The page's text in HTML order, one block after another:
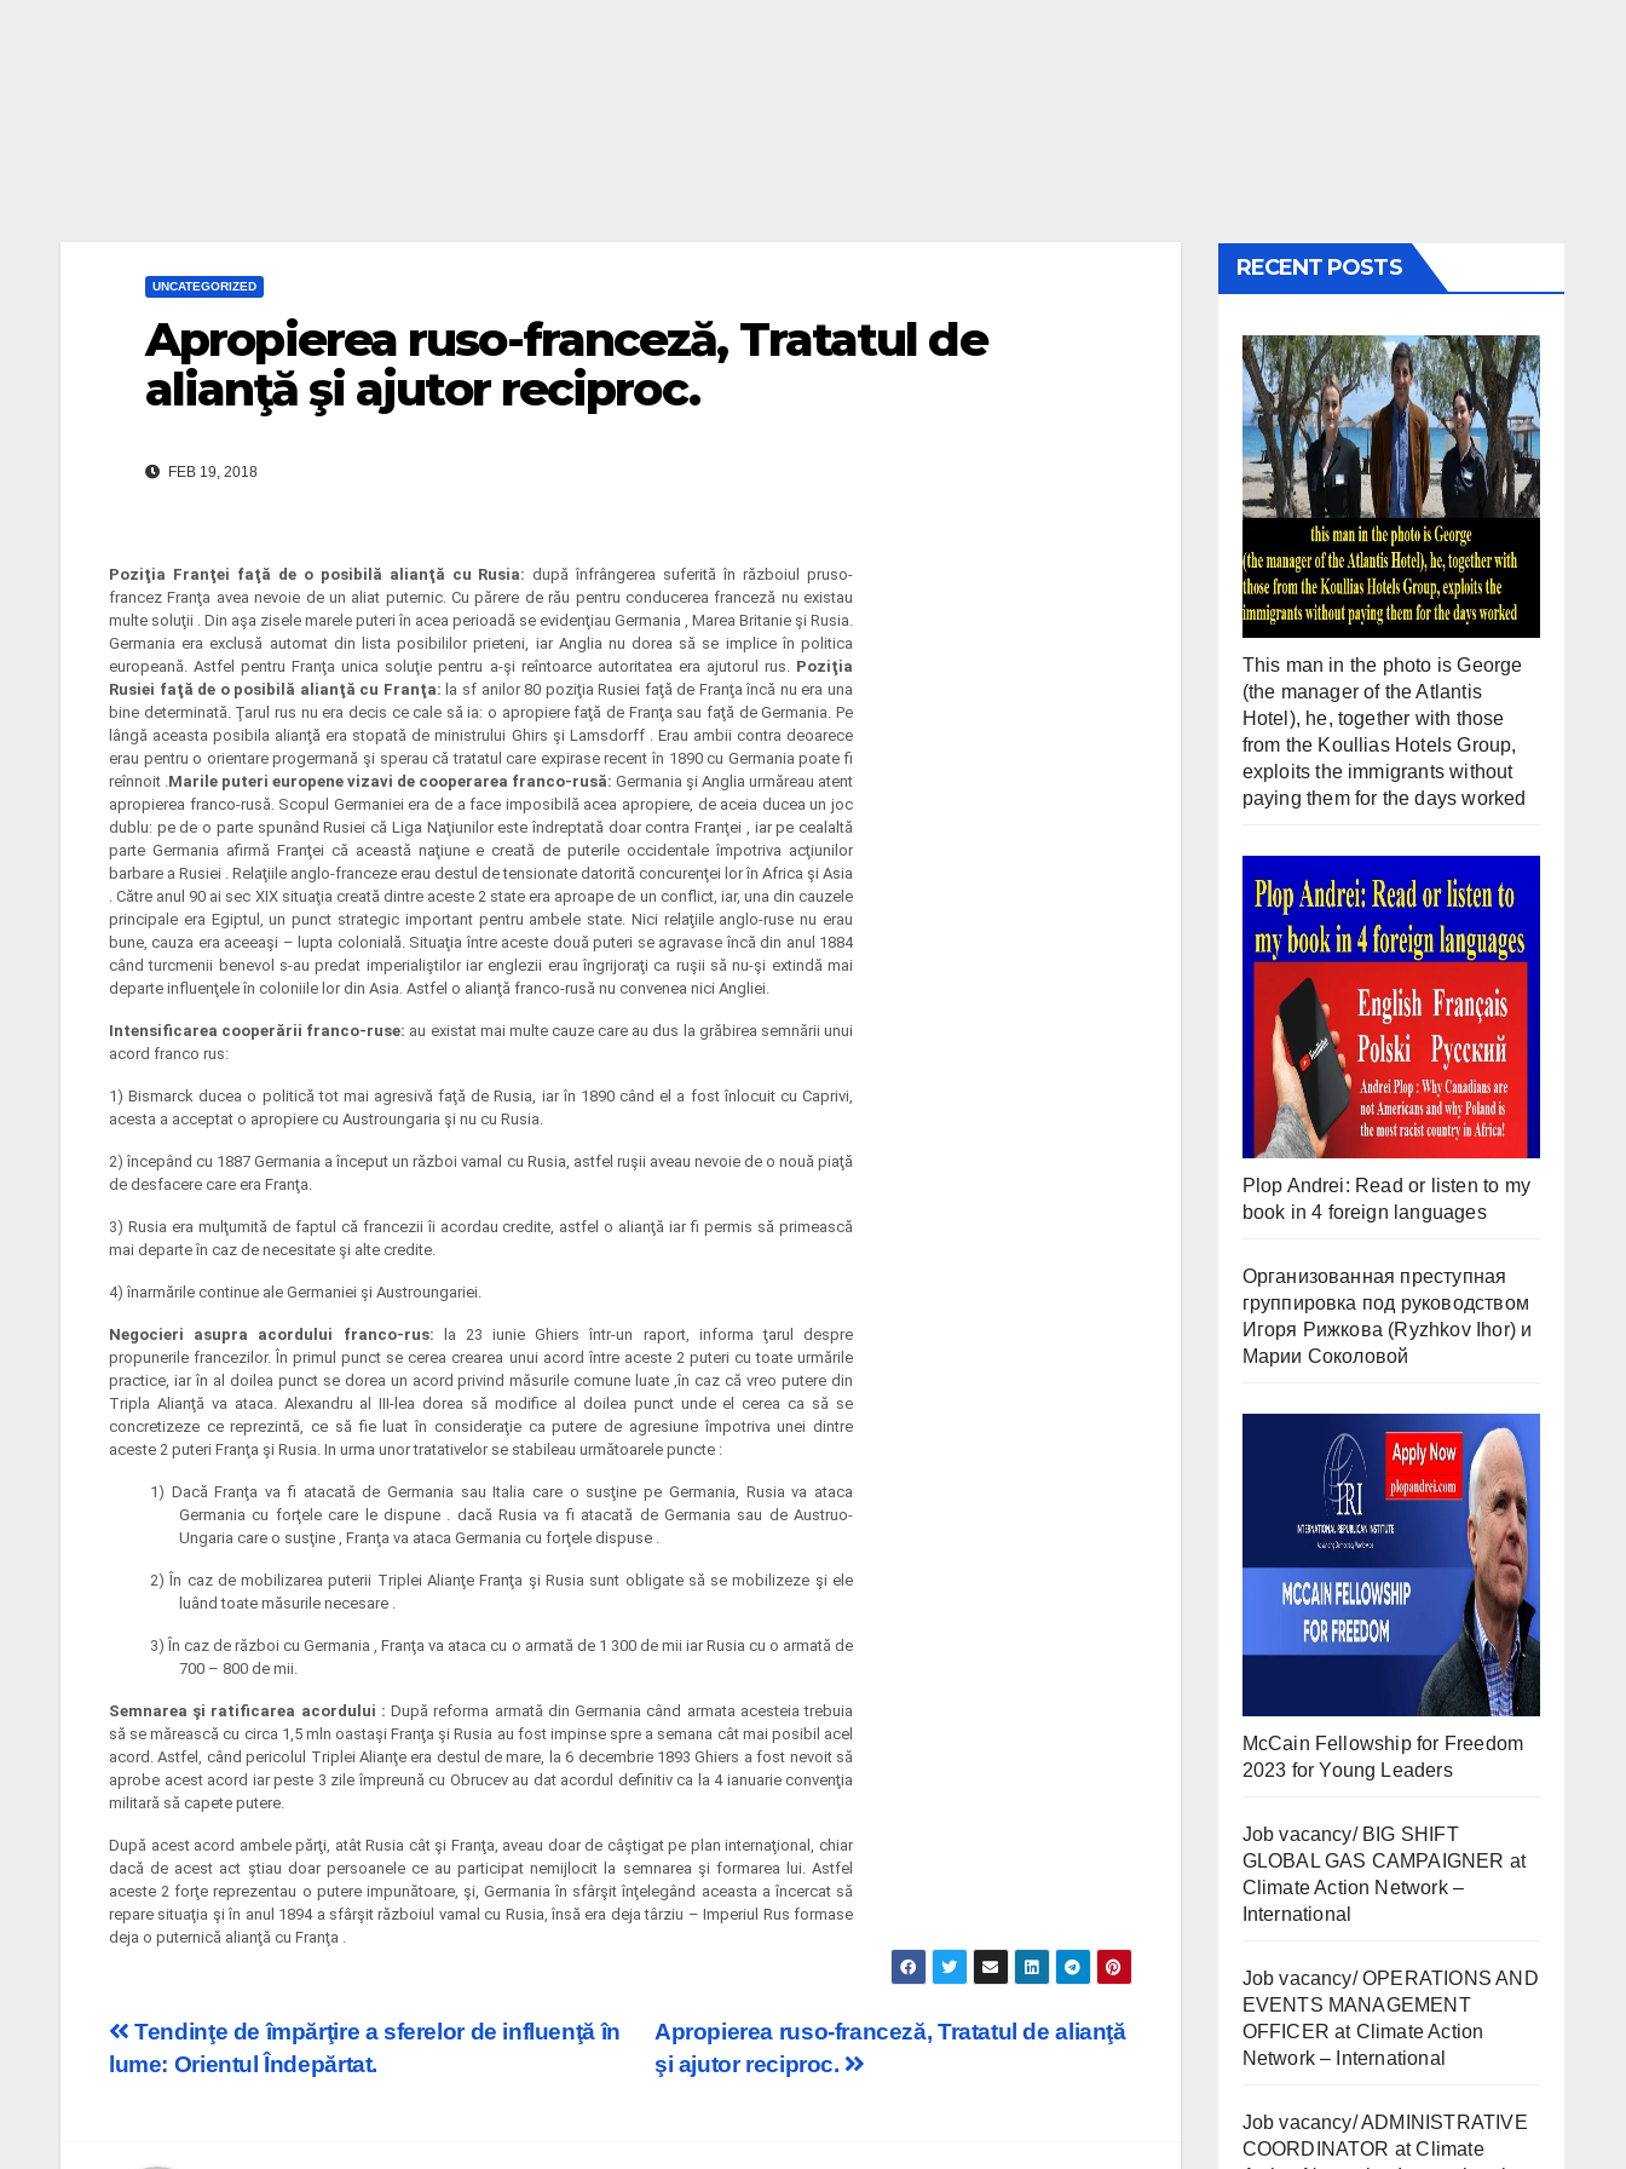
UNCATEGORIZED
Apropierea ruso-franceză, Tratatul de
alianţă şi ajutor reciproc.
FEB 19, 2018
Poziţia Franţei faţă de o posibilă alianţă cu Rusia:după înfrângerea suferită în războiul pruso-
francez Franţa avea nevoie de un aliat puternic. Cu părere de rău pentru conducerea franceză nu existau
multe soluţii . Din aşa zisele marele puteri în acea perioadă se evidenţiau Germania , Marea Britanie şi Rusia.
Germania era exclusă automat din lista posibililor prieteni, iar Anglia nu dorea să se implice în politica
europeană. Astfel pentru Franţa unica soluţie pentru a-şi reîntoarce autoritatea era ajutorul rus. Poziţia
Rusiei faţă de o posibilă alianţă cu Franţa: la sf anilor 80 poziţia Rusiei faţă de Franţa încă nu era una
bine determinată. Ţarul rus nu era decis ce cale să ia: o apropiere faţă de Franţa sau faţă de Germania. Pe
lângă aceasta posibila alianţă era stopată de ministrului Ghirs şi Lamsdorff . Erau ambii contra deoarece
erau pentru o orientare progermană şi sperau că tratatul care expirase recent în 1890 cu Germania poate fi
reînnoit . Marile puteri europene vizavi de cooperarea franco-rusă: Germania şi Anglia urmăreau atent
apropierea franco-rusă. Scopul Germaniei era de a face imposibilă acea apropiere, de aceia ducea un joc
dublu: pe de o parte spunând Rusiei că Liga Naţiunilor este îndreptată doar contra Franţei , iar pe cealaltă
parte Germania afirmă Franţei că această naţiune e creată de puterile occidentale împotriva acţiunilor
barbare a Rusiei . Relaţiile anglo-franceze erau destul de tensionate datorită concurenţei lor în Africa şi Asia
. Către anul 90 ai sec XIX situaţia creată dintre aceste 2 state era aproape de un conflict, iar, una din cauzele
principale era Egiptul, un punct strategic important pentru ambele state. Nici relaţiile anglo-ruse nu erau
bune, cauza era aceeaşi – lupta colonială. Situaţia între aceste două puteri se agravase încă din anul 1884
când turcmenii benevol s-au predat imperialiştilor iar englezii erau îngrijoraţi ca ruşii să nu-şi extindă mai
departe influenţele în coloniile lor din Asia. Astfel o alianţă franco-rusă nu convenea nici Angliei.
Intensificarea cooperării franco-ruse: au existat mai multe cauze care au dus la grăbirea semnării unui
acord franco rus:
1) Bismarck ducea o politică tot mai agresivă faţă de Rusia, iar în 1890 când el a fost înlocuit cu Caprivi,
acesta a acceptat o apropiere cu Austroungaria şi nu cu Rusia.
2) începând cu 1887 Germania a început un război vamal cu Rusia, astfel ruşii aveau nevoie de o nouă piaţă
de desfacere care era Franţa.
3) Rusia era mulţumită de faptul că francezii îi acordau credite, astfel o alianţă iar fi permis să primească
mai departe în caz de necesitate şi alte credite.
4) înarmările continue ale Germaniei şi Austroungariei.
Negocieri asupra acordului franco-rus:
la 23 iunie Ghiers într-un raport, informa ţarul despre
propunerile francezilor. În primul punct se cerea crearea unui acord între aceste 2 puteri cu toate urmările
practice, iar în al doilea punct se dorea un acord privind măsurile comune luate ,în caz că vreo putere din
Tripla Alianţă va ataca. Alexandru al III-lea dorea să modifice al doilea punct unde el cerea ca să se
concretizeze ce reprezintă, ce să fie luat în consideraţie ca putere de agresiune împotriva unei dintre
aceste 2 puteri Franţa şi Rusia. In urma unor tratativelor se stabileau următoarele puncte :
1) Dacă Franţa va fi atacată de Germania sau Italia care o susţine pe Germania, Rusia va ataca
Germania cu forţele care le dispune . dacă Rusia va fi atacată de Germania sau de Austruo-
Ungaria care o susţine , Franţa va ataca Germania cu forţele dispuse .
2) În caz de mobilizarea puterii Triplei Alianţe Franţa şi Rusia sunt obligate să se mobilizeze şi ele
luând toate măsurile necesare .
3) În caz de război cu Germania , Franţa va ataca cu o armată de 1 300 de mii iar Rusia cu o armată de
700 – 800 de mii.
Semnarea şi ratificarea acordului :După reforma armată din Germania când armata acesteia trebuia
să se mărească cu circa 1,5 mln oastaşi Franţa şi Rusia au fost impinse spre a semana cât mai posibil acel
acord. Astfel, când pericolul Triplei Alianţe era destul de mare, la 6 decembrie 1893 Ghiers a fost nevoit să
aprobe acest acord iar peste 3 zile împreună cu Obrucev au dat acordul definitiv ca la 4 ianuarie convenţia
militară să capete putere.
După acest acord ambele părţi, atât Rusia cât şi Franţa, aveau doar de câştigat pe plan internaţional, chiar
dacă de acest act ştiau doar persoanele ce au participat nemijlocit la semnarea şi formarea lui. Astfel
aceste 2 forţe reprezentau o putere impunătoare, şi, Germania în sfârşit înţelegând aceasta a încercat să
repare situaţia şi în anul 1894 a sfârşit războiul vamal cu Rusia, însă era deja târziu – Imperiul Rus formase
deja o puternică alianţă cu Franţa .
Post
Apropierea ruso-franceză, Tratatul de alianţă
şi ajutor reciproc.
Tendinţe de împărţire a sferelor de influenţă în
lume: Orientul Îndepărtat.
RECENT POSTS
This man in the photo is George
(the manager of the Atlantis
Hotel), he, together with those
from the Koullias Hotels Group,
exploits the immigrants without
paying them for the days worked
Plop Andrei: Read or listen to my
book in 4 foreign languages
Организованная преступная
группировка под руководством
Игоря Рижкова (Ryzhkov Ihor) и
Марии Соколовой
McCain Fellowship for Freedom
2023 for Young Leaders
Job vacancy/ BIG SHIFT
GLOBAL GAS CAMPAIGNER at
Climate Action Network –
International
Job vacancy/ OPERATIONS AND
EVENTS MANAGEMENT
OFFICER at Climate Action
Network – International
Job vacancy/ ADMINISTRATIVE
COORDINATOR at Climate